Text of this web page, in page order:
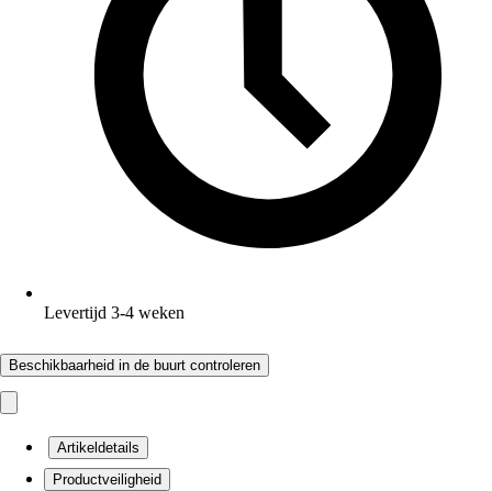
Levertijd 3-4 weken
Beschikbaarheid in de buurt controleren
Artikeldetails
Productveiligheid